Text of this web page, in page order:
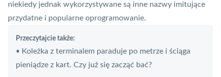
niekiedy jednak wykorzystywane są inne nazwy imitujące
przydatne i popularne oprogramowanie.
Przeczytajcie także:
• Koleżka z terminalem paraduje po metrze i ściąga
pieniądze z kart. Czy już się zacząć bać?